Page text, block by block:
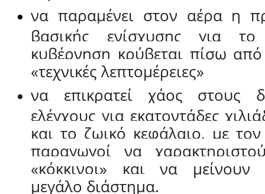
να παραμένει στον αέρα η
βασικής ενίσχυσης για
κυβέρνηση κρύβεται πίσω από
«τεχνικές λεπτομέρειες»
να επικρατεί χάος στους
ελέγχους για εκατοντάδες
και το ζωικό κεφάλαιο, με
παραγωγοί να
«κόκκινοι» και να μείνουν
μεγάλο διάστημα.